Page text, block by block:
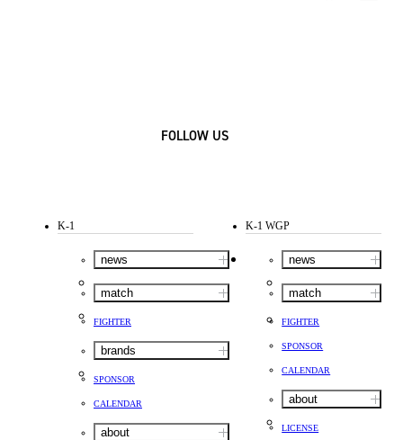
FOLLOW US
K-1
news
match
FIGHTER
brands
SPONSOR
CALENDAR
about
K-1 WGP
news
match
FIGHTER
SPONSOR
CALENDAR
about
LICENSE